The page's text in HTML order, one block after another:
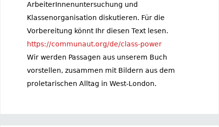
ArbeiterInnenuntersuchung und
Klassenorganisation diskutieren. Für die
Vorbereitung könnt Ihr diesen Text lesen.
https://communaut.org/de/class-power
Wir werden Passagen aus unserem Buch
vorstellen, zusammen mit Bildern aus dem
proletarischen Alltag in West-London.